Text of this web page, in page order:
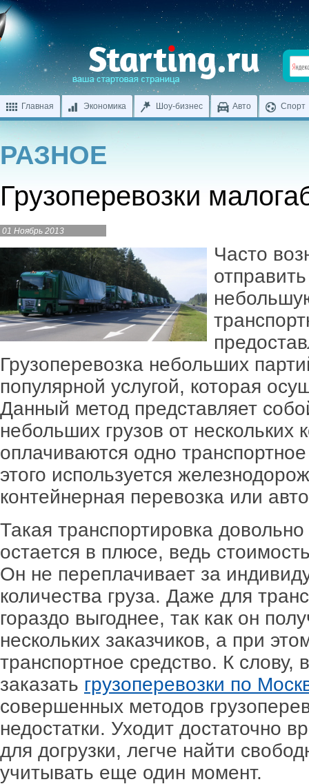
Главная Экономика Шоу-бизнес Авто Спорт
РАЗНОЕ
Грузоперевозки
01 Ноябрь 2013
Часто
Грузоперевозка небольших
популярной услугой, которая
Данный метод представляет
небольших грузов от нескольких
оплачиваются одно
этого используется
контейнерная перевозка или
Такая транспортировка
остается в плюсе, ведь
Он не переплачивает за
количества груза. Даже для
гораздо выгоднее, так как он
нескольких заказчиков, а при
транспортное средство. К слову,
заказать грузоперевозки по
совершенных методов
недостатки. Уходит достаточно
для догрузки, легче найти
учитывать еще один момент.